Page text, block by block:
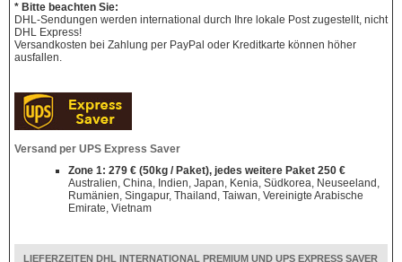
* Bitte beachten Sie:
DHL-Sendungen werden international durch Ihre lokale Post zugestellt, nicht
DHL Express!
Versandkosten bei Zahlung per PayPal oder Kreditkarte können höher
ausfallen.
Versand per UPS Express Saver
Zone 1: 279 € (50kg / Paket), jedes weitere Paket 250 €
Australien, China, Indien, Japan, Kenia, Südkorea, Neuseeland,
Rumänien, Singapur, Thailand, Taiwan, Vereinigte Arabische
Emirate, Vietnam
LIEFERZEITEN DHL INTERNATIONAL PREMIUM UND UPS EXPRESS SAVER